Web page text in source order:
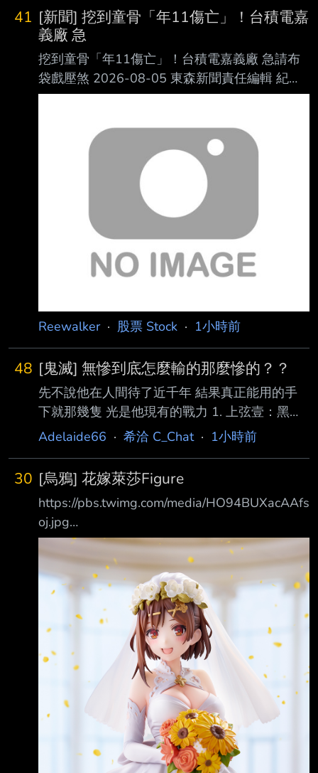
41 [新聞] 挖到童骨「年11傷亡」！台積電嘉
義廠 急
挖到童骨「年11傷亡」！台積電嘉義廠 急請布
袋戲壓煞 2026-08-05 東森新聞責任編輯 紀心
賢 台積電嘉義廠施工期間，工安事故頻傳。
區的先進封裝廠，在施工期間因為工安事故頻
傳，至今已累計造成 2人死亡、5人重傷、4人輕
傷，加上工地過去曾挖掘出史前人骨遺骸，外界
因此出現不少 民俗傳聞。適逢關聖帝君聖誕，
廠區於6日下午1時邀請布袋戲團進場演出，祈求
施工平安 順利。對此，民俗專家廖大乙表示，
工地搭棚演戲除了替神明祝壽，也有安撫地方無
形眾 生的民俗意涵。 曾挖出45
Reewalker· 股票 Stock · 1小時前
48 [鬼滅] 無慘到底怎麼輸的那麼慘的？？
先不說他在人間待了近千年 結果真正能用的手
下就那幾隻 光是他現有的戰力 1. 上弦壹：黑死
牟 唯一能使用月之呼吸的鬼 擁有看穿生物肌肉
導致肺部壞死 是呼吸法的剋星 3.上弦參：猗窩
座 武鬥派高手 血鬼術「術式展開」能精準感知
敵人 4.上弦肆：鳴女 能自由操縱無限城 隨意改
變房間結構 傳送人員 能製造偵查眼球全方位偵
查 反觀鬼殺隊這邊 要情報沒情報 即使不算無慘
上弦前三位 不只戰力高出一大截 而且只要不要
被斬首就不會死 認真打團戰 一定能團滅鬼殺隊
Adelaide66 · 希洽 C_Chat· 1小時前
30 [烏鴉] 花嫁萊莎Figure
https://pbs.twimg.com/media/HO94BUXacAAfs
oj.jpg
https://pbs.twimg.com/media/HO94DS9bMAE
AfIM.jpg ゲーム『ライザのアトリエ３ ～終わ
りの錬金術士と秘密の鍵～』から、ライザがな
んと ウェディングドレス姿でフィギュア
に！ ゲーム中では見られなかった、もしもの
花嫁姿 を連想させる作品です。 明日8月7日
（金）から、全国ホビーショップ、ECサイト
で予約受付開始です。
https://x.com/quesq_info/st